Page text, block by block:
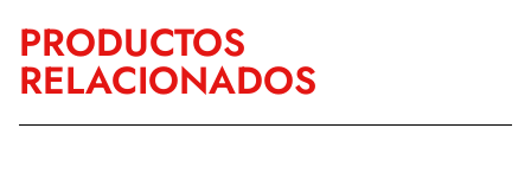
PRODUCTOS
RELACIONADOS